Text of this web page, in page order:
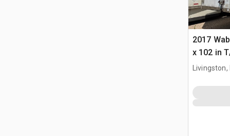
2017
x 102 in
Livingston,